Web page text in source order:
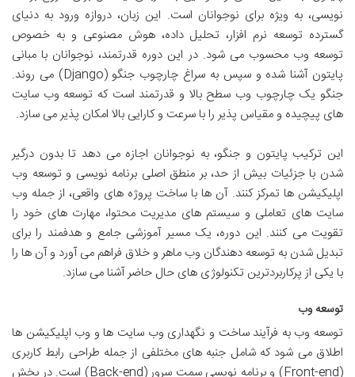
نویسی، به ویژه برای نوجوانان است. این زبان، دروازه ورود به دنیای
گسترده توسعه نرم افزار، تحلیل داده، هوش مصنوعی و به خصوص
توسعه وب محسوب می شود. در این دوره قدرتمند، نوجوانان با مبانی
پایتون آشنا شده و سپس به سراغ چارچوب جنگو (Django) می روند.
جنگو یک چارچوب وب سطح بالا و قدرتمند است که توسعه وب سایت
های پیچیده و مقیاس پذیر را با سرعت و کارایی بالا امکان پذیر می سازد.
این ترکیب پایتون و جنگو، به نوجوانان اجازه می دهد تا بدون درگیر
شدن با جزئیات بیش از حد، بر منطق اصلی برنامه نویسی و توسعه وب
اپلیکیشن ها تمرکز کنند. آن ها با ساخت پروژه های واقعی، از جمله وب
سایت های تعاملی و سیستم های مدیریت محتوا، مهارت های خود را
تقویت می کنند. این دوره، یک مسیر آموزشی جامع و هدفمند را برای
تبدیل شدن به توسعه دهندگان وب ماهر و خلاق فراهم می آورد و آن ها را
با یکی از پرکاربردترین تکنولوژی های حال حاضر آشنا می سازد.
توسعه وب
توسعه وب به فرآیند ساخت و نگهداری وب سایت ها و وب اپلیکیشن ها
اطلاق می شود که شامل جنبه های مختلفی از جمله طراحی رابط کاربری
(Front-end) و برنامه نویسی سمت سرور (Back-end) است. در بخش